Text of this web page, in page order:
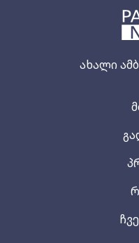
ახალი